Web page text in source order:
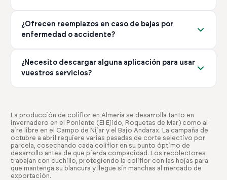
de la campaña y el tipo de servicio que necesites. No hay
costes ocultos ni tarifas adicionales no comunicadas
previamente.
un trabajador no cumple con lo esperado, lo
reemplazamos sin coste adicional. Nuestro compromiso
es garantizar que tengas el equipo adecuado para tu
explotación en todo momento.
¿Ofrecen reemplazos en caso de bajas por
enfermedad o accidente?
Temporal) y AT (Accidente de Trabajo) de forma
eficiente. Nos encargamos de encontrar reemplazos
rápidamente para que tu producción no se vea afectada.
¿Necesito descargar alguna aplicación para usar
vuestros servicios?
candidatos y controlar horarios desde cualquier lugar.
Está disponible gratis en iOS y Android, facilitando toda
la gestión desde tu móvil.
La producción de coliflor en Almería se desarrolla tanto en
invernadero en el Poniente (El Ejido, Roquetas de Mar) como al
aire libre en el Campo de Níjar y el Bajo Andarax. La campaña de
octubre a abril requiere varias pasadas de corte selectivo por
parcela, cosechando cada coliflor en su punto óptimo de
desarrollo antes de que pierda compacidad. Los recolectores
trabajan con cuchillo, protegiendo la coliflor con las hojas para
que mantenga su blancura y llegue sin manchas al mercado de
exportación.